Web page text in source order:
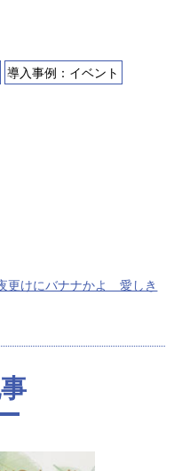
導入事例：イベント
更けにバナナかよ 愛しき